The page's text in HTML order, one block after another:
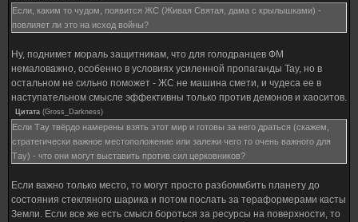
Если, каким то чудом, появится ЖС (Живая Святая, дама с крылышками) -
повлияет ли это на исход войны?
Ну, поднимет мораль защитникам, что для голодранцев ФМ
немаловажно, особенно в условиях усиленной пропаганды Тау, но в
остальном не сильно поможет - ЖС не машина смети, и чудеса ее в
наступательном смысле эффективны только против демонов и хаоситов.
Цитата (Gross_Darkness)
Если Тау твёрдо намерены взять этот мир и готовы за него драться (скажем,
стратегически важное местоположение или залежи чего то очень важного для
Тау) - что они могут выставить против сил церковников?
Если важно только место, то могут просто разбоммбить планету до
состояния стекляного шарика и потом послать за тераформерами касты
Земли. Если все же есть смысл бороться за ресурсы на поверхности, то